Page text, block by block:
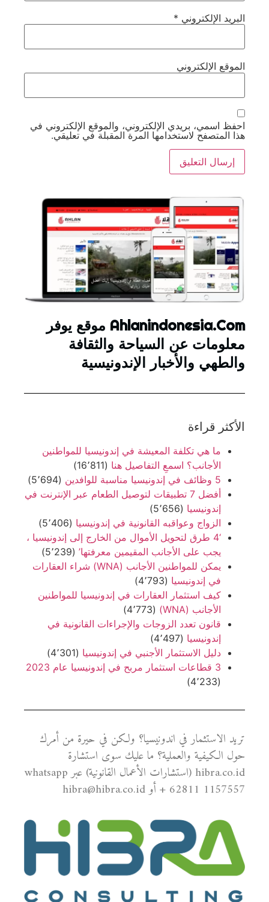
البريد الإلكتروني *
الموقع الإلكتروني
احفظ اسمي، بريدي الإلكتروني، والموقع الإلكتروني في
هذا المتصفح لاستخدامها المرة المقبلة في تعليقي.
Ahlanindonesia.Com موقع يوفر
معلومات عن السياحة والثقافة
والطهي والأخبار الإندونيسية
الأكثر قراءة
ما هي تكلفة المعيشة في إندونيسيا للمواطنين
الأجانب؟ اسمعِ التفاصيل هنا (16٬811)
5 وظائف في إندونيسيا مناسبة للوافدين
(5٬694)
أفضل 7 تطبيقات لتوصيل الطعام عبر الإنترنت في
إندونيسيا (5٬656)
الزواج وعواقبه القانونية في إندونيسيا (5٬406)
‘4 طرق لتحويل الأموال من الخارج إلى إندونيسيا ،
يجب على الأجانب المقيمين معرفتها’ (5٬239)
يمكن للمواطنين الأجانب (WNA) شراء العقارات
في إندونيسيا (4٬793)
كيف استثمار العقارات في إندونيسيا للمواطنين
الأجانب (WNA)
(4٬773)
قانون تعدد الزوجات والإجراءات القانونية في
إندونيسيا (4٬497)
دليل الاستثمار الأجنبي في إندونيسيا (4٬301)
3 قطاعات استثمار مربح في إندونيسيا عام 2023
(4٬233)
تريد الاستثمار في اندونيسيا؟ ولكن في حيرة من أمرك
حول الكيفية والعملية؟ ما عليك سوى استشارة
hibra.co.id (استشارات الأعمال القانونية) عبر whatsapp
+ 62811 1157557 أو hibra@hibra.co.id